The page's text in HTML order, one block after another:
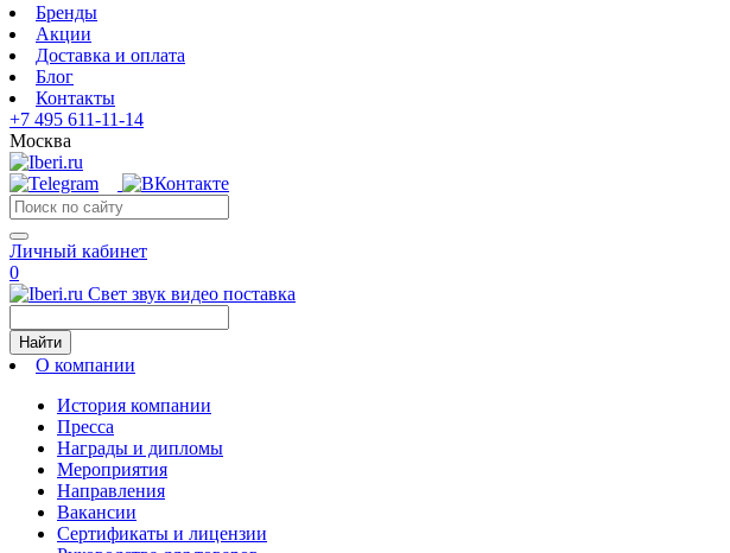
Бренды
Акции
Доставка и оплата
Блог
Контакты
+7 495 611-11-14
Москва
Личный кабинет
0
Свет звук видео поставка
Найти
О компании
История компании
Пресса
Награды и дипломы
Мероприятия
Направления
Вакансии
Сертификаты и лицензии